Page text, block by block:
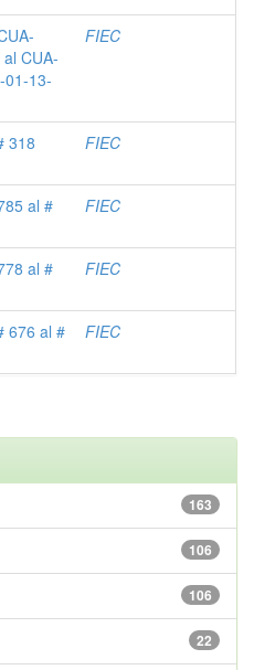
CUA-
01-13-
FIEC
318 FIEC
al #
FIEC
al #
FIEC
676 al #
FIEC
163
106
106
22